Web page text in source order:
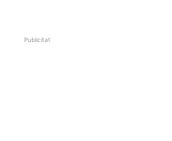
Publicitat